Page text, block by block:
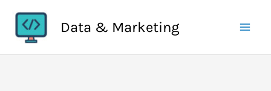
contenu
Data & Marketing